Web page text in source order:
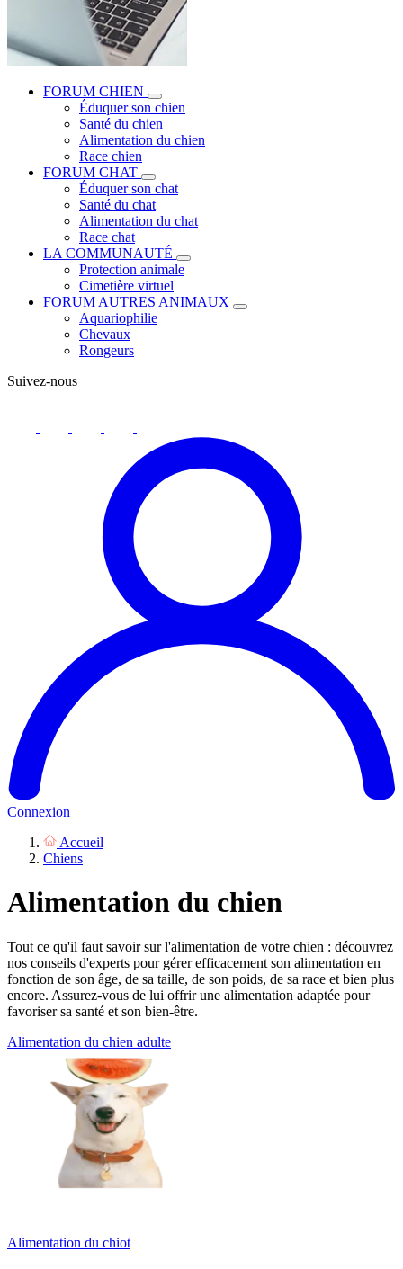
FORUM CHIEN
Éduquer son chien
Santé du chien
Alimentation du chien
Race chien
FORUM CHAT
Éduquer son chat
Santé du chat
Alimentation du chat
Race chat
LA COMMUNAUTÉ
Protection animale
Cimetière virtuel
FORUM AUTRES ANIMAUX
Aquariophilie
Chevaux
Rongeurs
Suivez-nous
Connexion
Accueil
Chiens
Alimentation du chien
Tout ce qu'il faut savoir sur l'alimentation de votre chien : découvrez
nos conseils d'experts pour gérer efficacement son alimentation en
fonction de son âge, de sa taille, de son poids, de sa race et bien plus
encore. Assurez-vous de lui offrir une alimentation adaptée pour
favoriser sa santé et son bien-être.
Alimentation du chien adulte
Alimentation du chiot